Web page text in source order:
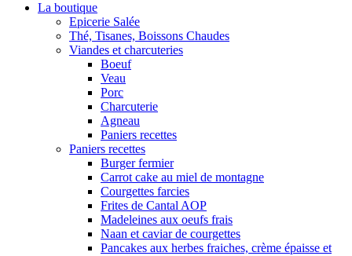
La boutique
Epicerie Salée
Thé, Tisanes, Boissons Chaudes
Viandes et charcuteries
Boeuf
Veau
Porc
Charcuterie
Agneau
Paniers recettes
Paniers recettes
Burger fermier
Carrot cake au miel de montagne
Courgettes farcies
Frites de Cantal AOP
Madeleines aux oeufs frais
Naan et caviar de courgettes
Pancakes aux herbes fraiches, crème épaisse et